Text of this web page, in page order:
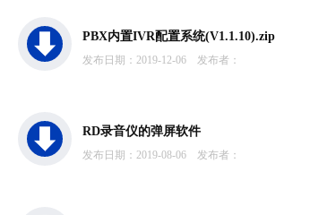
PBX内置IVR配置系统(V1.1.10).zip
发布日期：2019-12-06 发布者：
RD录音仪的弹屏软件
发布日期：2019-08-06 发布者：